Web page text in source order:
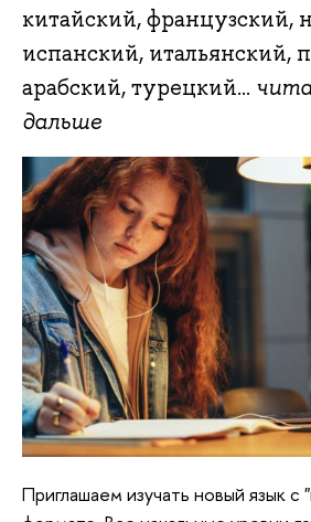
китайский, французский,
испанский, итальянский,
арабский, турецкий...
дальше
Приглашаем изучать новый язык с